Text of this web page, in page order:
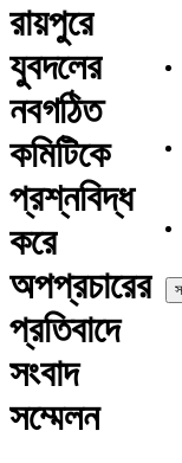
রায়পুরে
যুবদলের
নবগঠিত
কমিটিকে
প্রশ্নবিদ্ধ
করে
অপপ্রচারের
প্রতিবাদে
সংবাদ
সম্মেলন